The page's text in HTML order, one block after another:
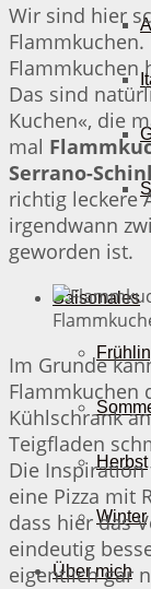
Saisonales
Herbst
Winter
Über mich
Wir sind hier
Flammkuchen.
Flammkuchen
Das sind
Kuchen«, die
mal
Serrano-
richtig leckere
irgendwann
geworden ist.
Im Grunde
Flammkuchen
Kühlschrank
Teigfladen
Die Inspiration
eine Pizza mit
dass hier das
eindeutig
eigentlich gar